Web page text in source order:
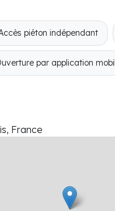
piéton indépendant
par application
France